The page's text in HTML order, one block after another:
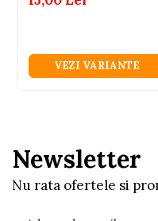
VEZI VARIANTE
Newsletter
Nu rata ofertele si